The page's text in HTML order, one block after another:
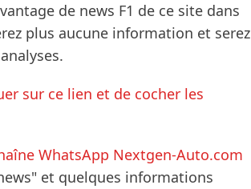
de news F1 de ce site dans
plus aucune information et serez
sur ce lien et de cocher les
WhatsApp Nextgen-Auto.com
et quelques informations